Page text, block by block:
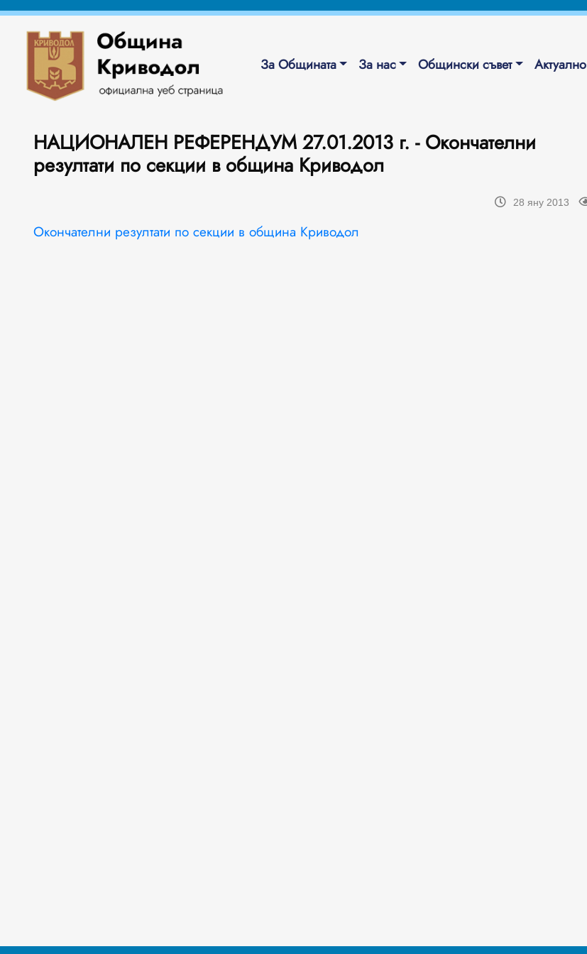
За Общината За нас Общински съвет Актуално
НАЦИОНАЛЕН РЕФЕРЕНДУМ 27.01.2013 г. - Окончателни
резултати по секции в община Криводол
28 яну 2013
Окончателни резултати по секции в община Криводол